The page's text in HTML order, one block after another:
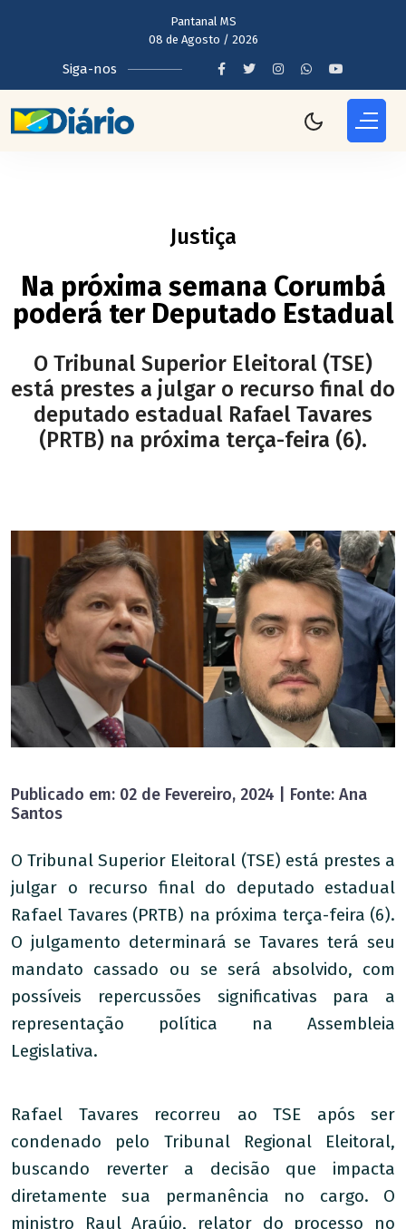
Pantanal MS
08 de Agosto / 2026
Siga-nos
Justiça
Na próxima semana Corumbá
poderá ter Deputado Estadual
O Tribunal Superior Eleitoral (TSE)
está prestes a julgar o recurso final do
deputado estadual Rafael Tavares
(PRTB) na próxima terça-feira (6).
Publicado em: 02 de Fevereiro, 2024 | Fonte: Ana
Santos
O Tribunal Superior Eleitoral (TSE) está prestes a
julgar o recurso final do deputado estadual
Rafael Tavares (PRTB) na próxima terça-feira (6).
O julgamento determinará se Tavares terá seu
mandato cassado ou se será absolvido, com
possíveis repercussões significativas para a
representação política na Assembleia
Legislativa.
Rafael Tavares recorreu ao TSE após ser
condenado pelo Tribunal Regional Eleitoral,
buscando reverter a decisão que impacta
diretamente sua permanência no cargo. O
ministro Raul Araújo, relator do processo no